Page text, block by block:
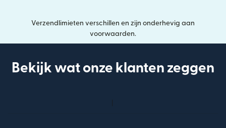
Verzendlimieten verschillen en zijn onderhevig aan
voorwaarden.
Bekijk wat onze klanten zeggen